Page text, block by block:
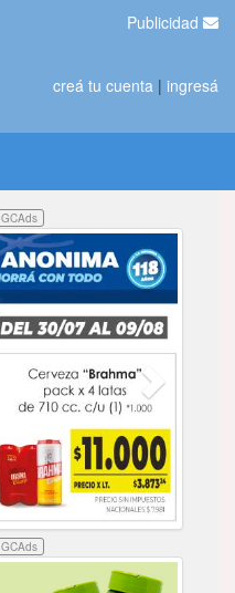
Publicidad
creá tu cuenta | ingresá
GCAds
GCAds